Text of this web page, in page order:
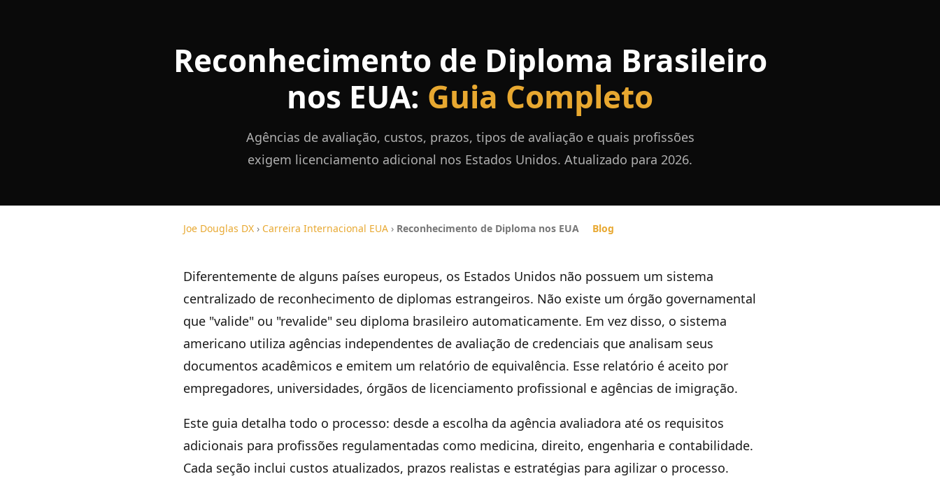
Reconhecimento de Diploma Brasileiro
nos EUA: Guia Completo
Agências de avaliação, custos, prazos, tipos de avaliação e quais profissões
exigem licenciamento adicional nos Estados Unidos. Atualizado para 2026.
Joe Douglas DX › Carreira Internacional EUA › Reconhecimento de Diploma nos EUA Blog
Diferentemente de alguns países europeus, os Estados Unidos não possuem um sistema
centralizado de reconhecimento de diplomas estrangeiros. Não existe um órgão governamental
que "valide" ou "revalide" seu diploma brasileiro automaticamente. Em vez disso, o sistema
americano utiliza agências independentes de avaliação de credenciais que analisam seus
documentos acadêmicos e emitem um relatório de equivalência. Esse relatório é aceito por
empregadores, universidades, órgãos de licenciamento profissional e agências de imigração.
Este guia detalha todo o processo: desde a escolha da agência avaliadora até os requisitos
adicionais para profissões regulamentadas como medicina, direito, engenharia e contabilidade.
Cada seção inclui custos atualizados, prazos realistas e estratégias para agilizar o processo.